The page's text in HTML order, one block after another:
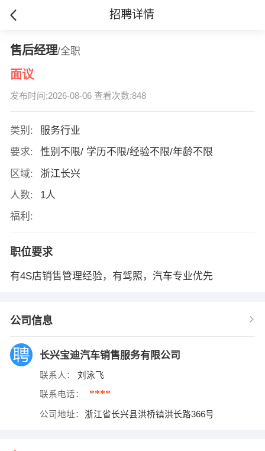
招聘详情
售后经理/全职
面议
发布时间:2026-08-06 查看次数:848
类别:
服务行业
要求:
性别不限/ 学历不限/经验不限/年龄不限
区域:
浙江长兴
人数:
1人
福利:
职位要求
有4S店销售管理经验，有驾照，汽车专业优先
公司信息
长兴宝迪汽车销售服务有限公司
联系人： 刘泳飞
联系电话： ****
公司地址： 浙江省长兴县洪桥镇洪长路366号